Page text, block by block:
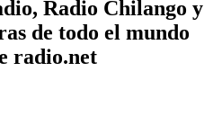
Radio Chilango y
de todo el mundo
radio.net